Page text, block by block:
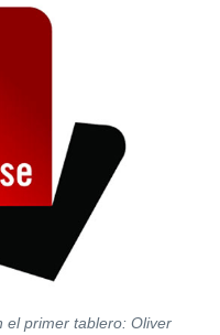
el primer tablero: Oliver